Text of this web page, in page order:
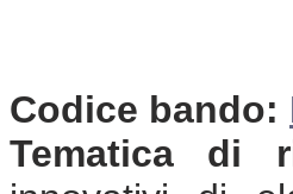
Codice bando:
Tematica di